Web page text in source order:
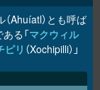
Ahuíatl）とも呼ば
ある「マクウィル
ピリ （Xochipilli）」